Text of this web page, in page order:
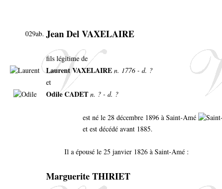
029ab. Jean Del VAXELAIRE
fils légitime de
Laurent VAXELAIRE n. 1776 - d. ?
et
Odile CADET n. ? - d. ?
est né le 28 décembre 1896 à Saint-Amé
et est décédé avant 1885.
Il a épousé le 25 janvier 1826 à Saint-Amé :
Marguerite THIRIET